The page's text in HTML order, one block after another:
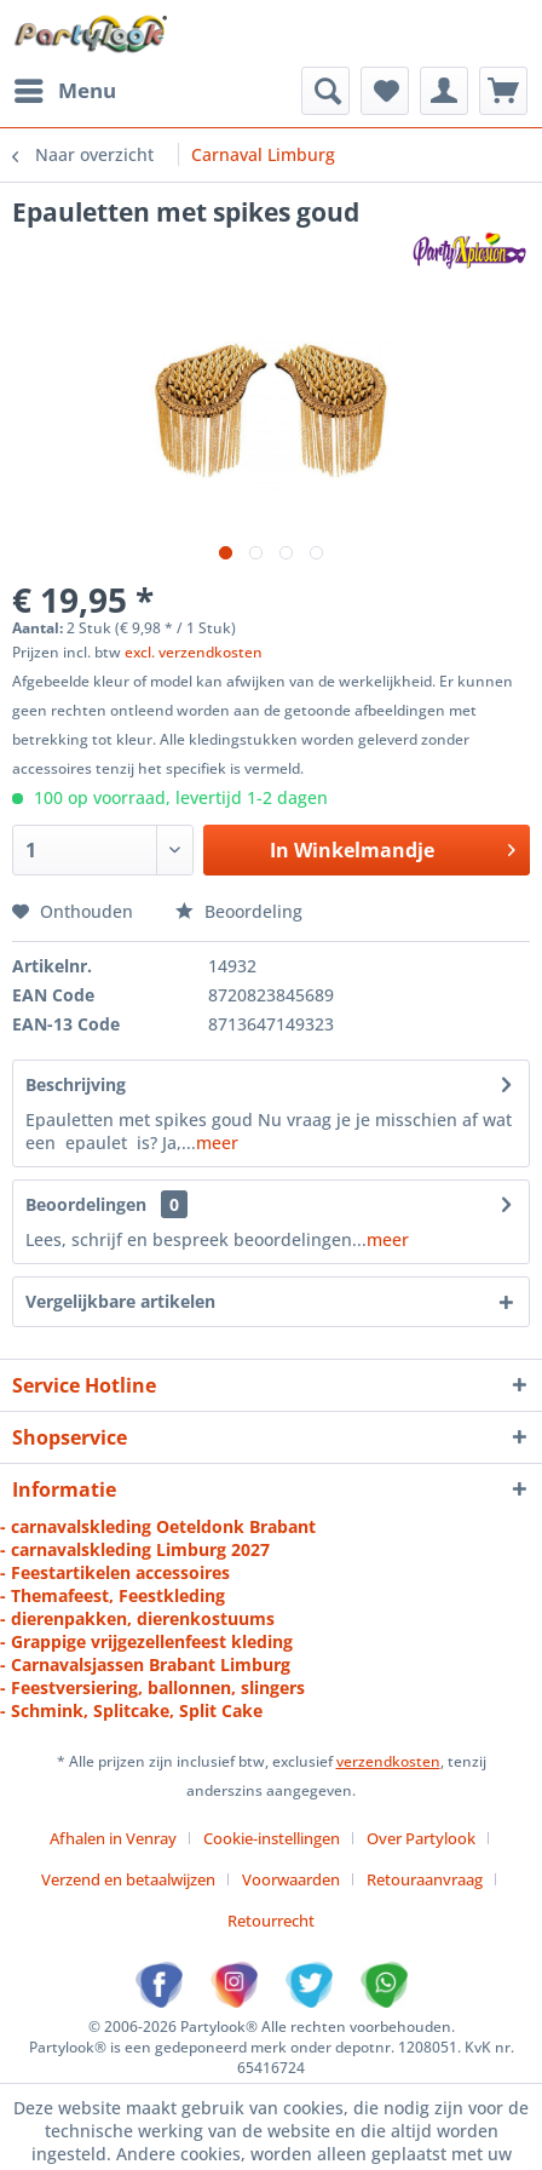
Menu
Naar overzicht Carnaval Limburg
Epauletten met spikes goud
€ 19,95 *
Aantal:2 Stuk (€ 9,98 * / 1 Stuk)
Prijzen incl. btwexcl. verzendkosten
Afgebeelde kleur of model kan afwijken van de werkelijkheid. Er kunnen
geen rechten ontleend worden aan de getoonde afbeeldingen met
betrekking tot kleur. Alle kledingstukken worden geleverd zonder
accessoires tenzij het specifiek is vermeld.
100 op voorraad, levertijd 1-2 dagen
In Winkelmandje
Onthouden Beoordeling
Artikelnr.
14932
EAN Code
8720823845689
EAN-13 Code
8713647149323
Beschrijving
Epauletten met spikes goud Nu vraag je je misschien af wat
een epaulet is? Ja,...meer
Beoordelingen
0
Lees, schrijf en bespreek beoordelingen...meer
Vergelijkbare artikelen
Service Hotline
Shopservice
Informatie
- carnavalskleding Oeteldonk Brabant
- carnavalskleding Limburg 2027
- Feestartikelen accessoires
- Themafeest, Feestkleding
- dierenpakken, dierenkostuums
- Grappige vrijgezellenfeest kleding
- Carnavalsjassen Brabant Limburg
- Feestversiering, ballonnen, slingers
- Schmink, Splitcake, Split Cake
* Alle prijzen zijn inclusief btw, exclusiefverzendkosten, tenzij
anderszins aangegeven.
Afhalen in Venray Cookie-instellingen
Over Partylook
Verzend en betaalwijzen
Voorwaarden
Retouraanvraag
Retourrecht
© 2006-2026 Partylook® Alle rechten voorbehouden.
Partylook® is een gedeponeerd merk onder depotnr. 1208051. KvK nr.
65416724
Deze website maakt gebruik van cookies, die nodig zijn voor de
technische werking van de website en die altijd worden
ingesteld. Andere cookies, worden alleen geplaatst met uw